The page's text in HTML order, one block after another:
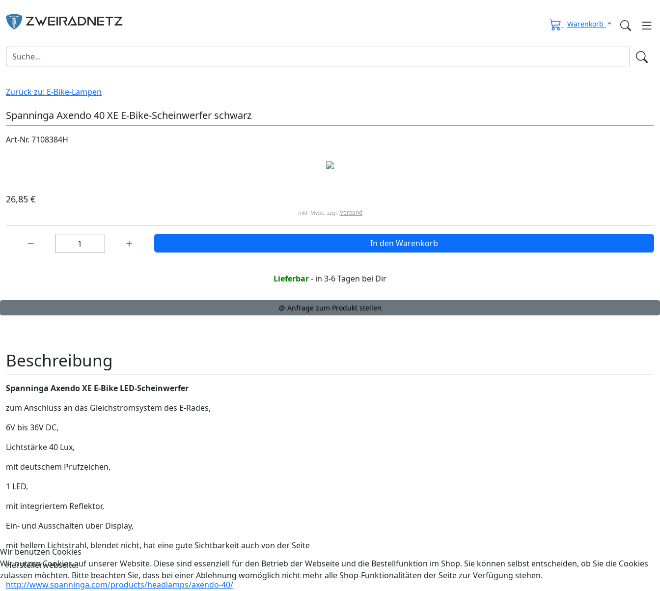
Warenkorb
Zurück zu: E-Bike-Lampen
Spanninga Axendo 40 XE E-Bike-Scheinwerfer schwarz
Art-Nr. 7108384H
26,85 €
inkl. MwSt. zzgl. Versand
In den Warenkorb
Lieferbar- in 3-6 Tagen bei Dir
@ Anfrage zum Produkt stellen
Beschreibung
Spanninga Axendo XE E-Bike LED-Scheinwerfer
zum Anschluss an das Gleichstromsystem des E-Rades,
6V bis 36V DC,
Lichtstärke 40 Lux,
mit deutschem Prüfzeichen,
1 LED,
mit integriertem Reflektor,
Ein- und Ausschalten über Display,
mit hellem Lichtstrahl, blendet nicht, hat eine gute Sichtbarkeit auch von der Seite
Herstellerwebseite:
http://www.spanninga.com/products/headlamps/axendo-40/
Wir benutzen Cookies
Wir nutzen Cookies auf unserer Website. Diese sind essenziell für den Betrieb der Webseite und die Bestellfunktion im Shop. Sie können selbst entscheiden, ob Sie die Cookies
zulassen möchten. Bitte beachten Sie, dass bei einer Ablehnung womöglich nicht mehr alle Shop-Funktionalitäten der Seite zur Verfügung stehen.